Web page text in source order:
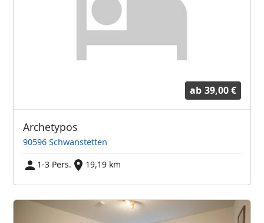
ab 39,00 €
Archetypos
90596 Schwanstetten
1-3 Pers.
19,19 km